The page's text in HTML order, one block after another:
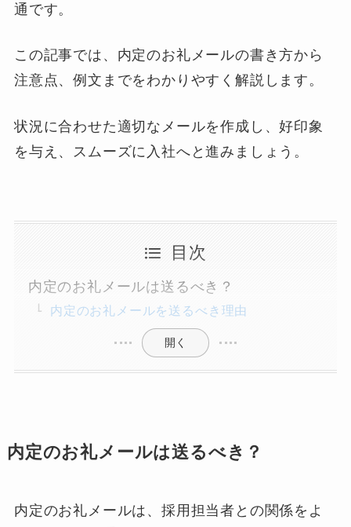
通です。
この記事では、内定のお礼メールの書き方から
注意点、例文までをわかりやすく解説します。
状況に合わせた適切なメールを作成し、好印象
を与え、スムーズに入社へと進みましょう。
目次
内定のお礼メールは送るべき？
内定のお礼メールを送るべき理由
開く
内定のお礼メールは送るべき？
内定のお礼メールは、採用担当者との関係をよ